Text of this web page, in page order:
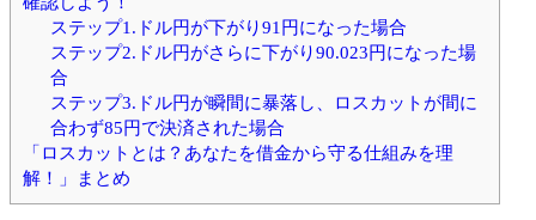
ステップ1.ドル円が下がり91円になった場合
ステップ2.ドル円がさらに下がり90.023円になった場
合
ステップ3.ドル円が瞬間に暴落し、ロスカットが間に
合わず85円で決済された場合
「ロスカットとは？あなたを借金から守る仕組みを理
解！」まとめ